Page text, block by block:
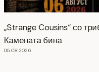
„Strange Cousins“ со
Камената бина
05.08.2026